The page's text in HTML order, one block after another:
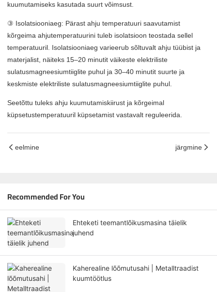
kuumutamiseks kasutada suurt võimsust.
③ Isolatsiooniaeg: Pärast ahju temperatuuri saavutamist
kõrgeima ahjutemperatuurini tuleb isolatsioon teostada sellel
temperatuuril. Isolatsiooniaeg varieerub sõltuvalt ahju tüübist ja
materjalist, näiteks 15–20 minutit väikeste elektriliste
sulatusmagneesiumtiiglite puhul ja 30–40 minutit suurte ja
keskmiste elektriliste sulatusmagneesiumtiiglite puhul.
Seetõttu tuleks ahju kuumutamiskiirust ja kõrgeimal
küpsetustemperatuuril küpsetamist vastavalt reguleerida.
eelmine järgmine
Recommended For You
Ehteketi teemantlõikusmasina täielik
juhend
Kaherealine lõõmutusahi | Metalltraadist
kuumtöötlus